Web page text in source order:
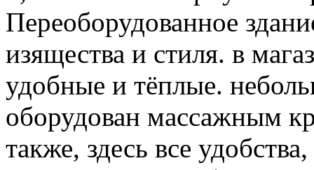
Переоборудованное
изящества и стиля. в
удобные и тёплые.
оборудован массажным
также, здесь все